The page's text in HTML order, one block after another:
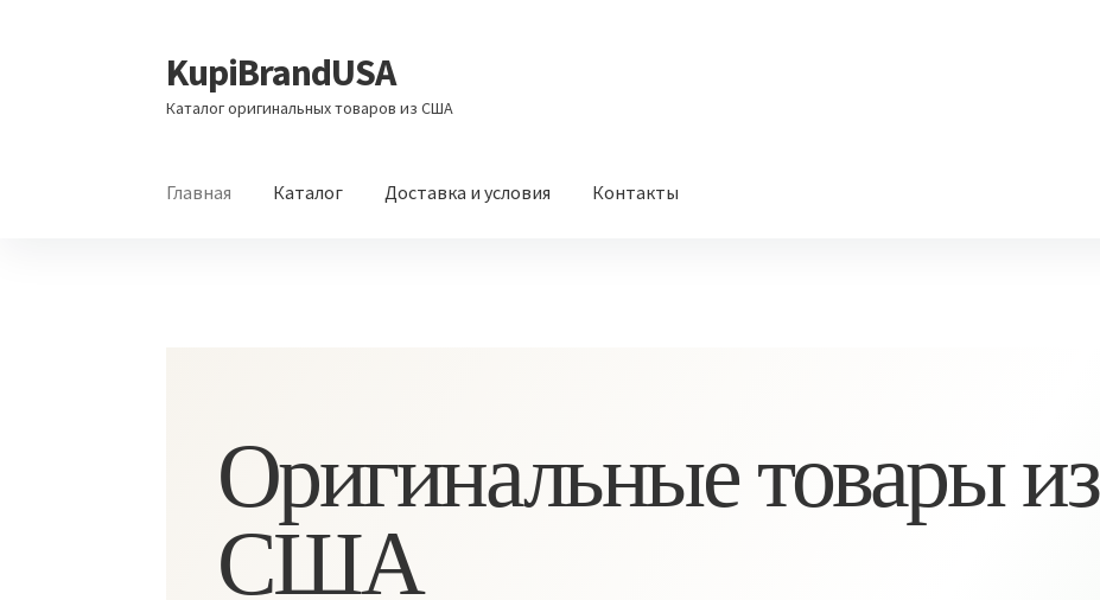
Перейти
к
навигации
Перейти
к
содержимому
KupiBrandUSA
Каталог оригинальных товаров из США
Главная Каталог Доставка и условия Контакты
Оригинальные товары из
США